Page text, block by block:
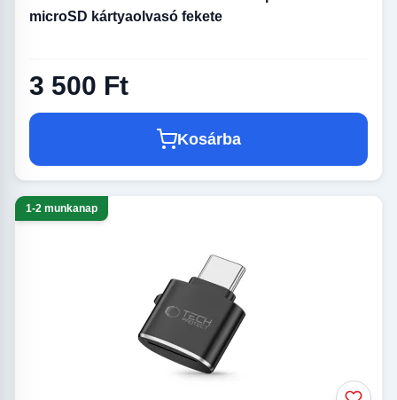
microSD kártyaolvasó fekete
3 500 Ft
Kosárba
1-2 munkanap